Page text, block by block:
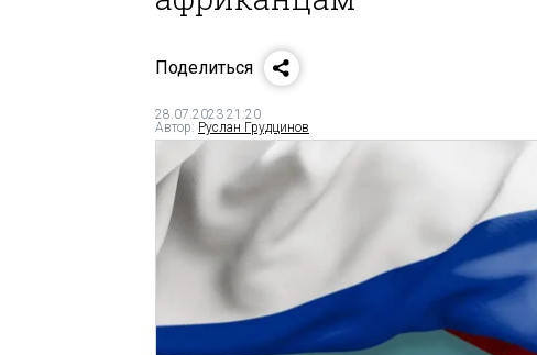
Поделиться
28.07.2023 21:20
Автор: Руслан Грудцинов